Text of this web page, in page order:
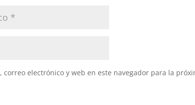
correo electrónico y web en este navegador para la